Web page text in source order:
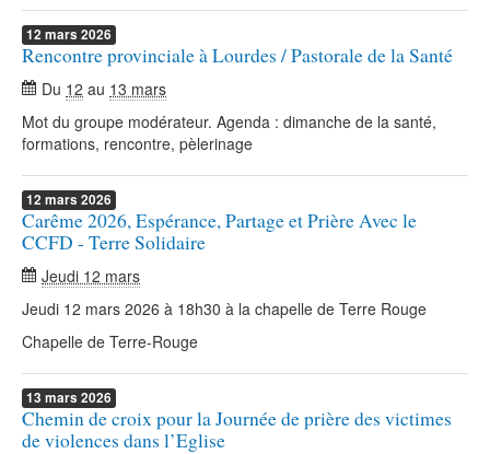
12 mars 2026
Rencontre provinciale à Lourdes / Pastorale de la Santé
Du 12 au 13 mars
Mot du groupe modérateur. Agenda : dimanche de la santé,
formations, rencontre, pèlerinage
12 mars 2026
Carême 2026, Espérance, Partage et Prière Avec le
CCFD - Terre Solidaire
Jeudi 12 mars
Jeudi 12 mars 2026 à 18h30 à la chapelle de Terre Rouge
Chapelle de Terre-Rouge
13 mars 2026
Chemin de croix pour la Journée de prière des victimes
de violences dans l’Eglise